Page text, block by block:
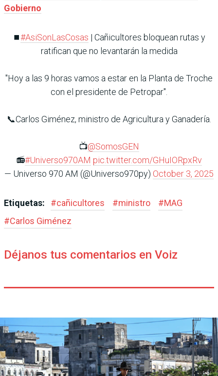
Gobierno
⏹️#AsiSonLasCosas | Cañicultores bloquean rutas y
ratifican que no levantarán la medida
"Hoy a las 9 horas vamos a estar en la Planta de Troche
con el presidente de Petropar".
📞Carlos Giménez, ministro de Agricultura y Ganadería.
📺@SomosGEN
📻#Universo970AM pic.twitter.com/GHuIORpxRv
— Universo 970 AM (@Universo970py) October 3, 2025
Etiquetas: #cañicultores #ministro #MAG
#Carlos Giménez
Déjanos tus comentarios en Voiz